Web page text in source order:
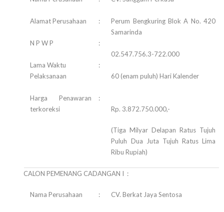
Alamat Perusahaan
N P W P
Lama Waktu
Pelaksanaan
Harga Penawaran
terkoreksi
:
:
:
:
Perum Bengkuring Blok A No. 420
Samarinda
02.547.756.3-722.000
60 (enam puluh) Hari Kalender
Rp. 3.872.750.000,-
(Tiga Milyar Delapan Ratus Tujuh
Puluh Dua Juta Tujuh Ratus Lima
Ribu Rupiah)
CALON PEMENANG CADANGAN I :
Nama Perusahaan : CV. Berkat Jaya Sentosa